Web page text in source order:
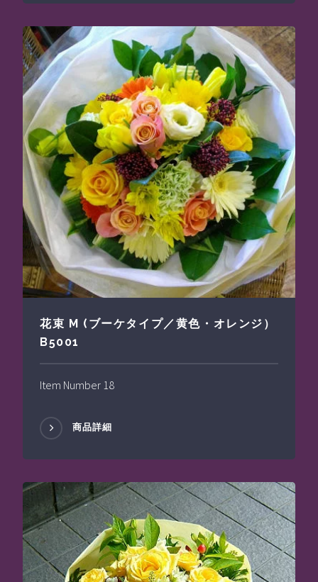
花束 M (ブーケタイプ／黄色・オレンジ）
B5001
Item Number 18
商品詳細